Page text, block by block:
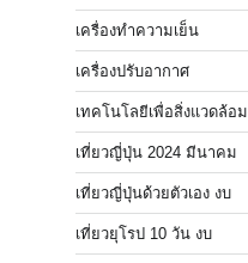
เครื่องทำความเย็น
เครื่องปรับอากาศ
เทคโนโลยีเพื่อสิ่งแวดล้อม
เที่ยวญี่ปุ่น 2024 มีนาคม
เที่ยวญี่ปุ่นด้วยตัวเอง งบ
เที่ยวยุโรป 10 วัน งบ